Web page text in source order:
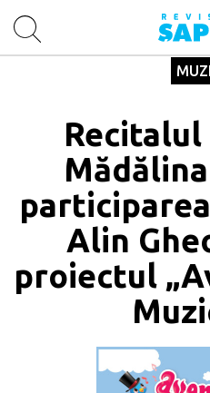
Alin
proiectul